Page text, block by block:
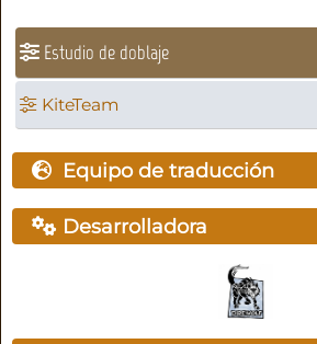
Estudio de doblaje
KiteTeam
Equipo de traducción
Desarrolladora